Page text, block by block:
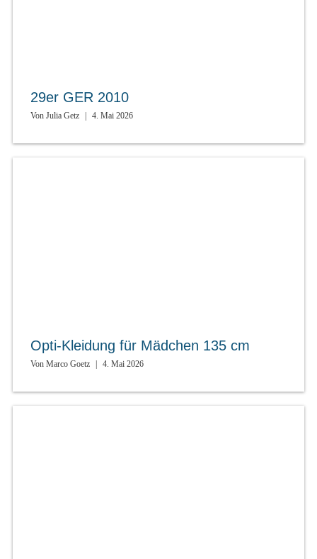
29er GER 2010
Von Julia Getz 4. Mai 2026
Opti-Kleidung für Mädchen 135 cm
Von Marco Goetz | 4. Mai 2026